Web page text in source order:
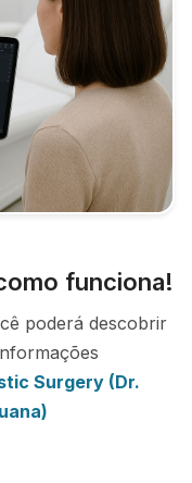
funciona!
poderá descobrir
Surgery (Dr.